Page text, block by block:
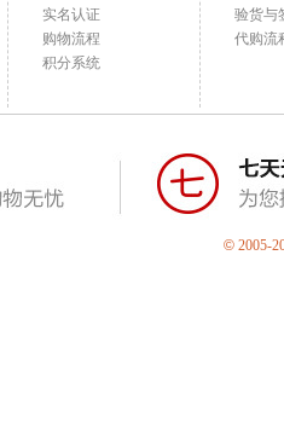
实名认证
购物流程
积分系统
验货与
代购流
© 2005-